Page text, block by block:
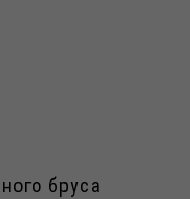
бруса